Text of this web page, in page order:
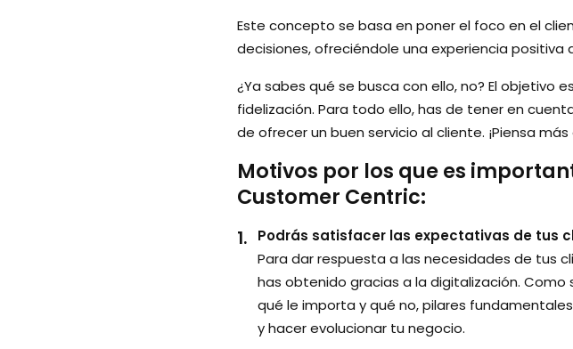
Este concepto se basa en poner el foco en el
decisiones, ofreciéndole una experiencia
¿Ya sabes qué se busca con ello, no? El objetivo
fidelización. Para todo ello, has de tener en
de ofrecer un buen servicio al cliente. ¡Piensa
Motivos por los que es
Customer Centric:
Podrás satisfacer las expectativas de tus
Para dar respuesta a las necesidades de tus
has obtenido gracias a la digitalización.
qué le importa y qué no, pilares
y hacer evolucionar tu negocio.